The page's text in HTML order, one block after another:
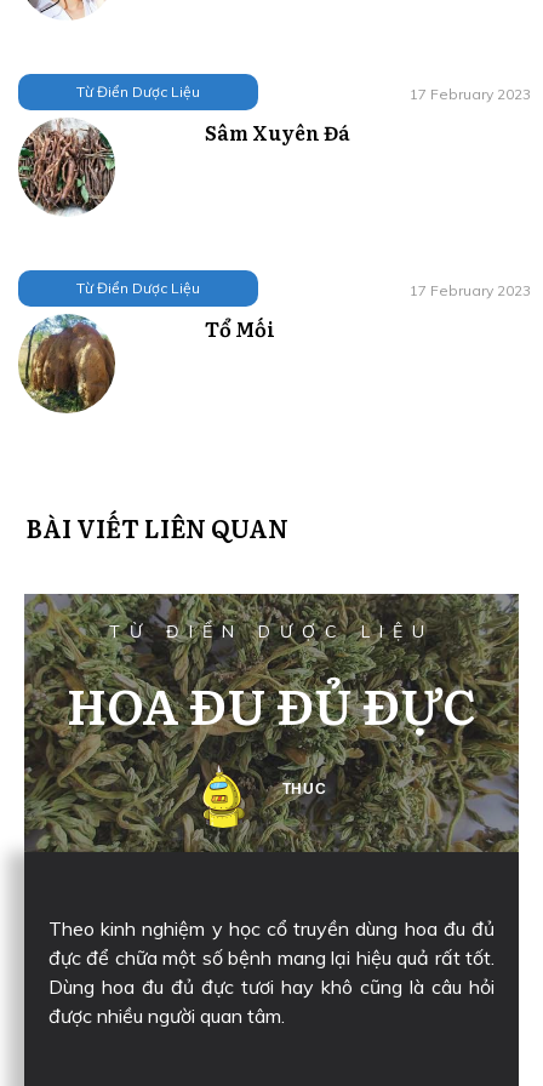
Từ Điển Dược Liệu 17 February 2023
Sâm Xuyên Đá
Từ Điển Dược Liệu 17 February 2023
Tổ Mối
BÀI VIẾT LIÊN QUAN
TỪ ĐIỂN DƯỢC LIỆU
HOA ĐU ĐỦ ĐỰC
THUC
Theo kinh nghiệm y học cổ truyền dùng hoa đu đủ
đực để chữa một số bệnh mang lại hiệu quả rất tốt.
Dùng hoa đu đủ đực tươi hay khô cũng là câu hỏi
được nhiều người quan tâm.